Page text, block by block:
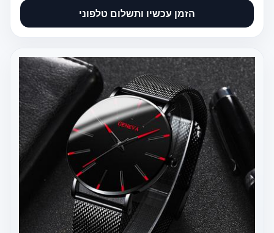
הזמן עכשיו ותשלום טלפוני